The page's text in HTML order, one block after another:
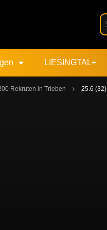
LIESINGTAL+
Rekruten in Trieben 25.6 (32)